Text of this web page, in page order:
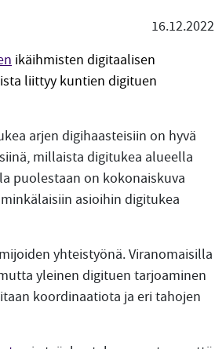
16.12.2022
ikäihmisten digitaalisen
liittyy kuntien digituen
arjen digihaasteisiin on hyvä
millaista digitukea alueella
puolestaan on kokonaiskuva
asioihin digitukea
yhteistyönä. Viranomaisilla
yleinen digituen tarjoaminen
koordinaatiota ja eri tahojen